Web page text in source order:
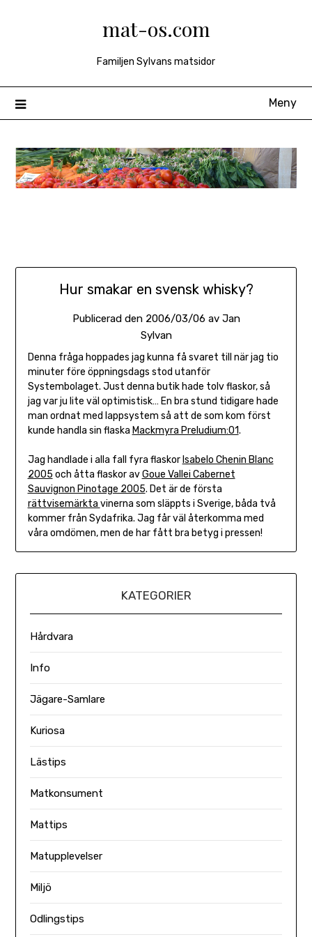
mat-os.com
Familjen Sylvans matsidor
Meny
Hur smakar en svensk whisky?
Publicerad den 2006/03/06 av Jan
Sylvan
Denna fråga hoppades jag kunna få svaret till när jag tio
minuter före öppningsdags stod utanför
Systembolaget. Just denna butik hade tolv flaskor, så
jag var ju lite väl optimistisk… En bra stund tidigare hade
man ordnat med lappsystem så att de som kom först
kunde handla sin flaska Mackmyra Preludium:01.
Jag handlade i alla fall fyra flaskor Isabelo Chenin Blanc
2005 och åtta flaskor avGoue Vallei Cabernet
Sauvignon Pinotage 2005. Det är de första
rättvisemärkta vinerna som släppts i Sverige, båda två
kommer från Sydafrika. Jag får väl återkomma med
våra omdömen, men de har fått bra betyg i pressen!
KATEGORIER
Hårdvara
Info
Jägare-Samlare
Kuriosa
Lästips
Matkonsument
Mattips
Matupplevelser
Miljö
Odlingstips